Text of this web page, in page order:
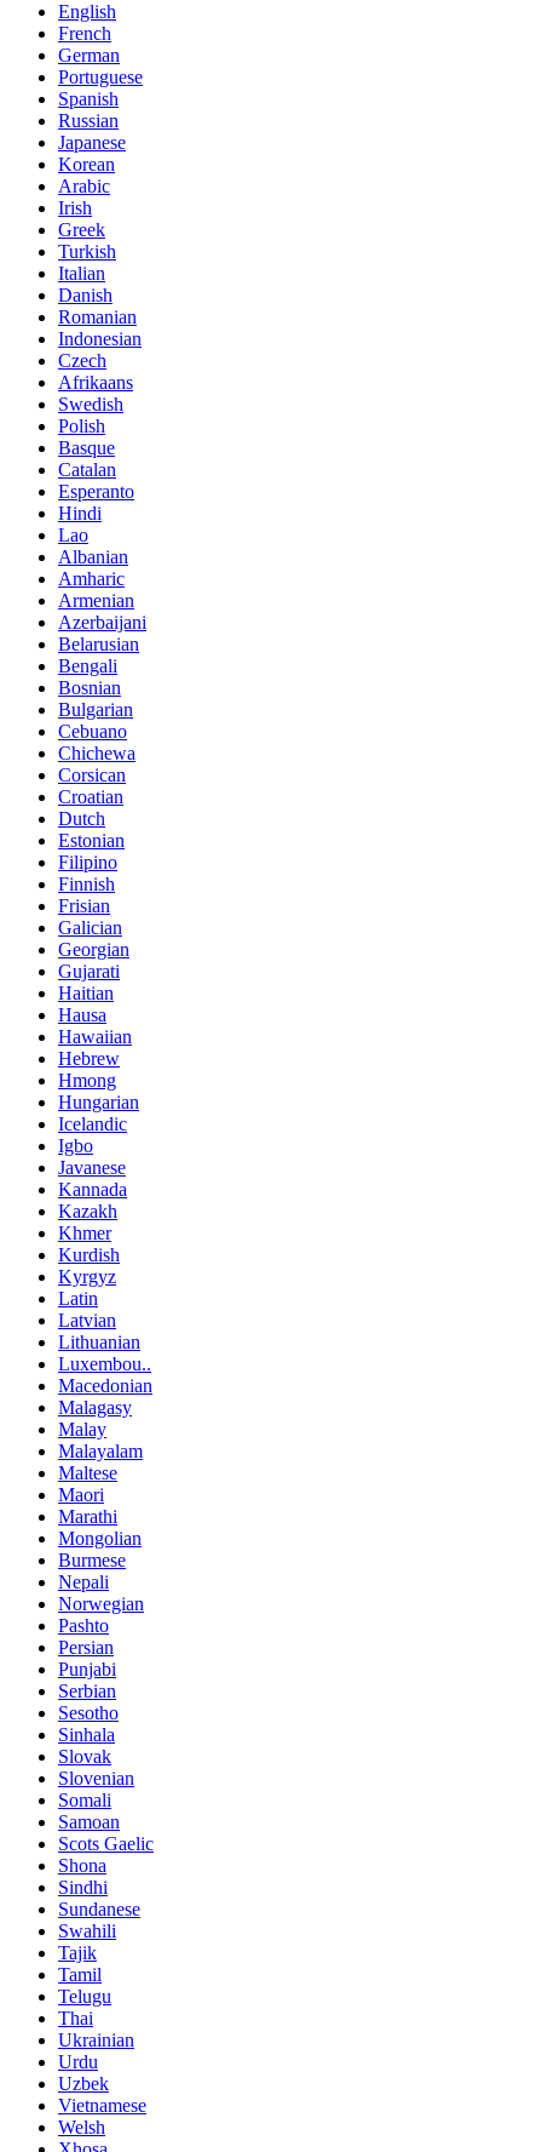
English
French
German
Portuguese
Spanish
Russian
Japanese
Korean
Arabic
Irish
Greek
Turkish
Italian
Danish
Romanian
Indonesian
Czech
Afrikaans
Swedish
Polish
Basque
Catalan
Esperanto
Hindi
Lao
Albanian
Amharic
Armenian
Azerbaijani
Belarusian
Bengali
Bosnian
Bulgarian
Cebuano
Chichewa
Corsican
Croatian
Dutch
Estonian
Filipino
Finnish
Frisian
Galician
Georgian
Gujarati
Haitian
Hausa
Hawaiian
Hebrew
Hmong
Hungarian
Icelandic
Igbo
Javanese
Kannada
Kazakh
Khmer
Kurdish
Kyrgyz
Latin
Latvian
Lithuanian
Luxembou..
Macedonian
Malagasy
Malay
Malayalam
Maltese
Maori
Marathi
Mongolian
Burmese
Nepali
Norwegian
Pashto
Persian
Punjabi
Serbian
Sesotho
Sinhala
Slovak
Slovenian
Somali
Samoan
Scots Gaelic
Shona
Sindhi
Sundanese
Swahili
Tajik
Tamil
Telugu
Thai
Ukrainian
Urdu
Uzbek
Vietnamese
Welsh